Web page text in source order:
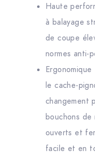
Haute
à balayage
de coupe
normes anti-
le cache-
changement
bouchons
ouverts et
facile et en